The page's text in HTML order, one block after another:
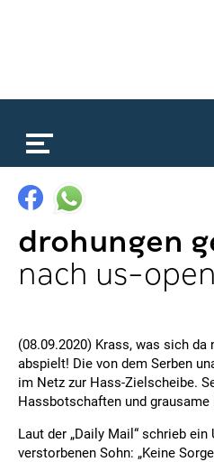
drohungen
nach us-
(08.09.2020) Krass, was sich
abspielt! Die von dem Serben
im Netz zur Hass-Zielscheibe.
Hassbotschaften und
Laut der „Daily Mail“ schrieb
verstorbenen Sohn: „Keine